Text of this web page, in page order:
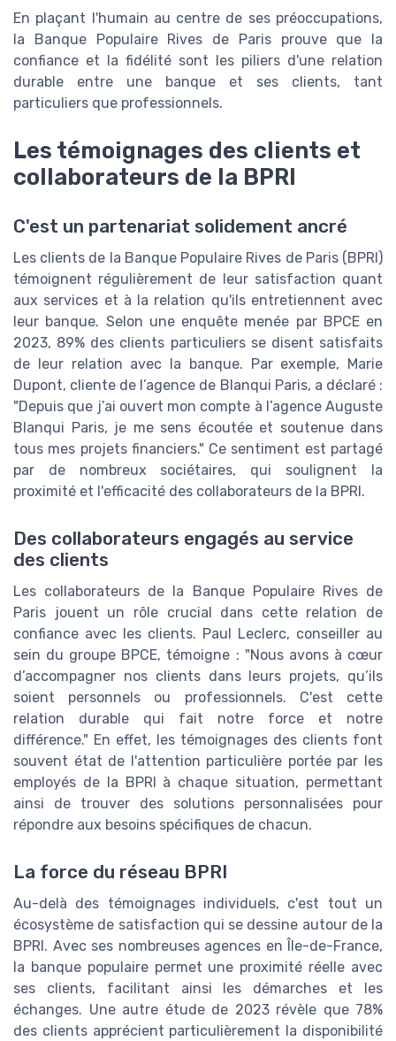
En plaçant l'humain au centre de ses préoccupations,
la Banque Populaire Rives de Paris prouve que la
confiance et la fidélité sont les piliers d'une relation
durable entre une banque et ses clients, tant
particuliers que professionnels.
Les témoignages des clients et
collaborateurs de la BPRI
C'est un partenariat solidement ancré
Les clients de la Banque Populaire Rives de Paris (BPRI)
témoignent régulièrement de leur satisfaction quant
aux services et à la relation qu'ils entretiennent avec
leur banque. Selon une enquête menée par BPCE en
2023, 89% des clients particuliers se disent satisfaits
de leur relation avec la banque. Par exemple, Marie
Dupont, cliente de l’agence de Blanqui Paris, a déclaré :
"Depuis que j’ai ouvert mon compte à l’agence Auguste
Blanqui Paris, je me sens écoutée et soutenue dans
tous mes projets financiers." Ce sentiment est partagé
par de nombreux sociétaires, qui soulignent la
proximité et l'efficacité des collaborateurs de la BPRI.
Des collaborateurs engagés au service
des clients
Les collaborateurs de la Banque Populaire Rives de
Paris jouent un rôle crucial dans cette relation de
confiance avec les clients. Paul Leclerc, conseiller au
sein du groupe BPCE, témoigne : "Nous avons à cœur
d’accompagner nos clients dans leurs projets, qu’ils
soient personnels ou professionnels. C'est cette
relation durable qui fait notre force et notre
différence." En effet, les témoignages des clients font
souvent état de l'attention particulière portée par les
employés de la BPRI à chaque situation, permettant
ainsi de trouver des solutions personnalisées pour
répondre aux besoins spécifiques de chacun.
La force du réseau BPRI
Au-delà des témoignages individuels, c'est tout un
écosystème de satisfaction qui se dessine autour de la
BPRI. Avec ses nombreuses agences en Île-de-France,
la banque populaire permet une proximité réelle avec
ses clients, facilitant ainsi les démarches et les
échanges. Une autre étude de 2023 révèle que 78%
des clients apprécient particulièrement la disponibilité